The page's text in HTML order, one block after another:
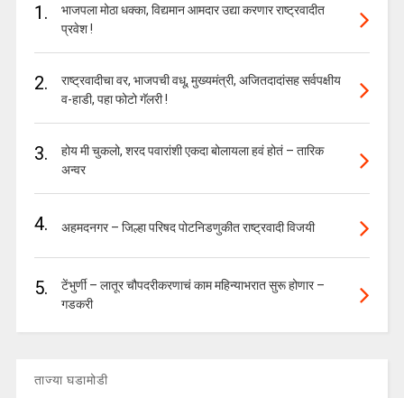
1.
भाजपला मोठा धक्का, विद्यमान आमदार उद्या करणार राष्ट्रवादीत
प्रवेश !
2.
राष्ट्रवादीचा वर, भाजपची वधू, मुख्यमंत्री, अजितदादांसह सर्वपक्षीय
व-हाडी, पहा फोटो गॅलरी !
3.
होय मी चुकलो, शरद पवारांशी एकदा बोलायला हवं होतं – तारिक
अन्वर
4. अहमदनगर – जिल्हा परिषद पोटनिडणुकीत राष्ट्रवादी विजयी
5.
टेंभुर्णी – लातूर चौपदरीकरणाचं काम महिन्याभरात सुरू होणार –
गडकरी
ताज्या घडामोडी